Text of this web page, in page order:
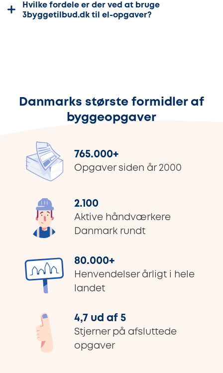
Hvilke fordele er der ved at bruge
3byggetilbud.dk til el-opgaver?
Danmarks største formidler af
byggeopgaver
765.000+
Opgaver siden år 2000
2.100
Aktive håndværkere
Danmark rundt
80.000+
Henvendelser årligt i hele
landet
4,7 ud af 5
Stjerner på afsluttede
opgaver